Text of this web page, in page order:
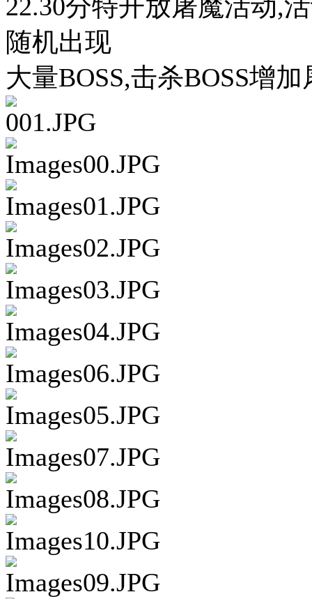
22.30分特开放屠魔活动,
随机出现
大量BOSS,击杀BOSS增